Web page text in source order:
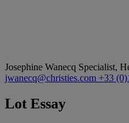
Josephine Wanecq Specialist,
jwanecq@christies.com +33
Lot Essay